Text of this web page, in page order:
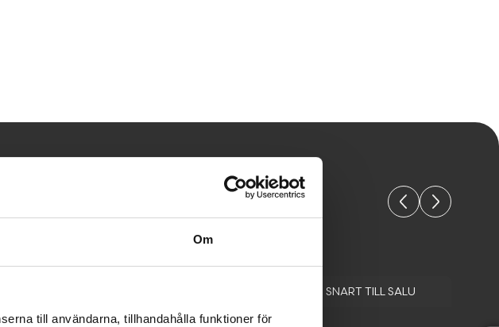
Om
till användarna, tillhandahålla funktioner för
objekt
SNART TILL SALU